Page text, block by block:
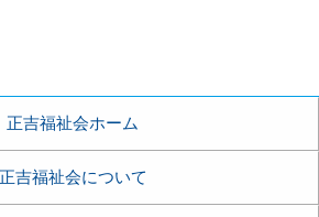
正吉福祉会ホーム
正吉福祉会について